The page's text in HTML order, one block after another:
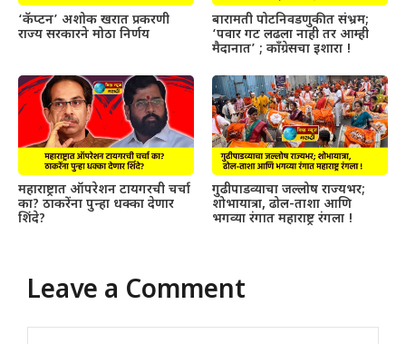
‘कॅप्टन’ अशोक खरात प्रकरणी
राज्य सरकारने मोठा निर्णय
बारामती पोटनिवडणुकीत संभ्रम;
‘पवार गट लढला नाही तर आम्ही
मैदानात’ ; काँग्रेसचा इशारा !
महाराष्ट्रात ऑपरेशन टायगरची चर्चा
का? ठाकरेंना पुन्हा धक्का देणार
शिंदे?
गुढीपाडव्याचा जल्लोष राज्यभर;
शोभायात्रा, ढोल-ताशा आणि
भगव्या रंगात महाराष्ट्र रंगला !
Leave a Comment